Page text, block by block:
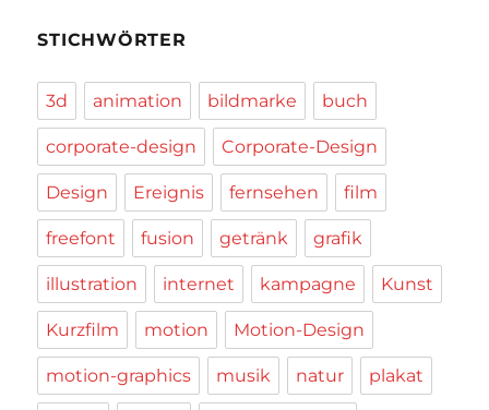
STICHWÖRTER
3d animation bildmarke buch
corporate-design Corporate-Design
Design Ereignis fernsehen film
freefont fusion getränk grafik
illustration internet kampagne Kunst
Kurzfilm motion Motion-Design
motion-graphics musik natur plakat